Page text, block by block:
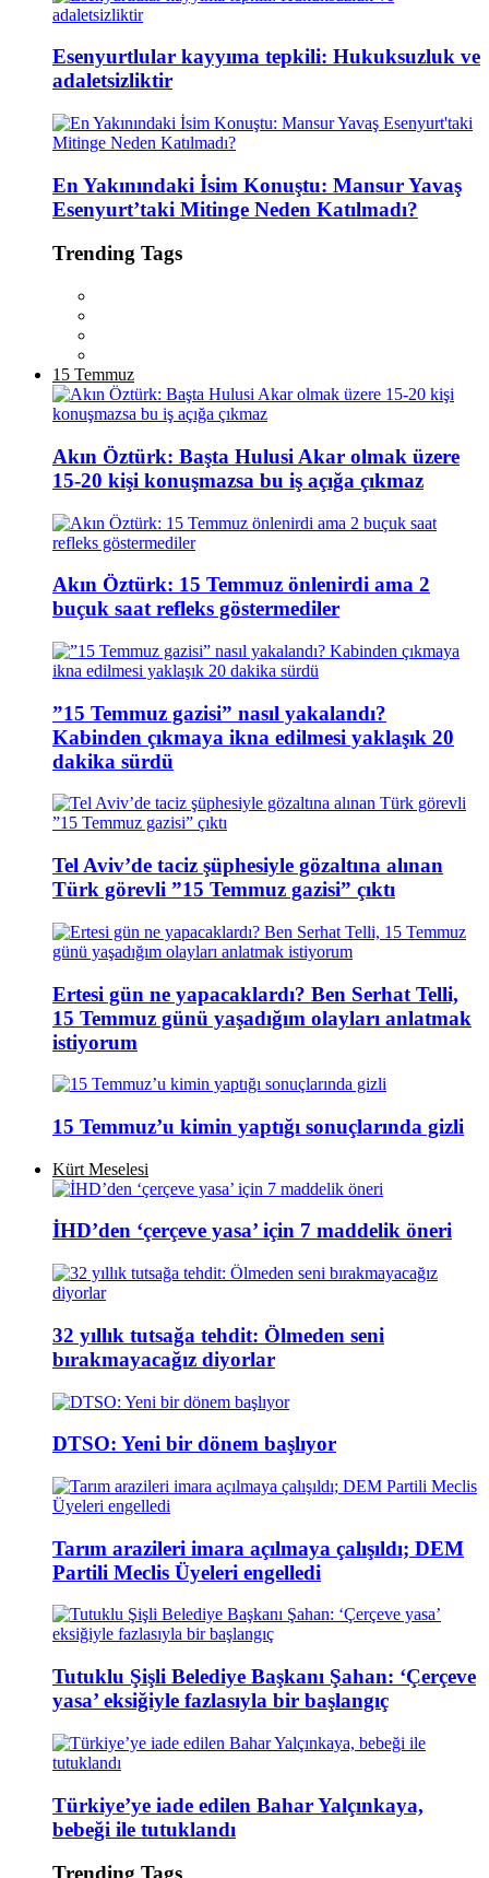
Esenyurtlular kayyıma tepkili: Hukuksuzluk ve
adaletsizliktir
En Yakınındaki İsim Konuştu: Mansur Yavaş
Esenyurt’taki Mitinge Neden Katılmadı?
Trending Tags
15 Temmuz
Akın Öztürk: Başta Hulusi Akar olmak üzere
15-20 kişi konuşmazsa bu iş açığa çıkmaz
Akın Öztürk: 15 Temmuz önlenirdi ama 2
buçuk saat refleks göstermediler
”15 Temmuz gazisi” nasıl yakalandı?
Kabinden çıkmaya ikna edilmesi yaklaşık 20
dakika sürdü
Tel Aviv’de taciz şüphesiyle gözaltına alınan
Türk görevli ”15 Temmuz gazisi” çıktı
Ertesi gün ne yapacaklardı? Ben Serhat Telli,
15 Temmuz günü yaşadığım olayları anlatmak
istiyorum
15 Temmuz’u kimin yaptığı sonuçlarında gizli
Kürt Meselesi
İHD’den ‘çerçeve yasa’ için 7 maddelik öneri
32 yıllık tutsağa tehdit: Ölmeden seni
bırakmayacağız diyorlar
DTSO: Yeni bir dönem başlıyor
Tarım arazileri imara açılmaya çalışıldı; DEM
Partili Meclis Üyeleri engelledi
Tutuklu Şişli Belediye Başkanı Şahan: ‘Çerçeve
yasa’ eksiğiyle fazlasıyla bir başlangıç
Türkiye’ye iade edilen Bahar Yalçınkaya,
bebeği ile tutuklandı